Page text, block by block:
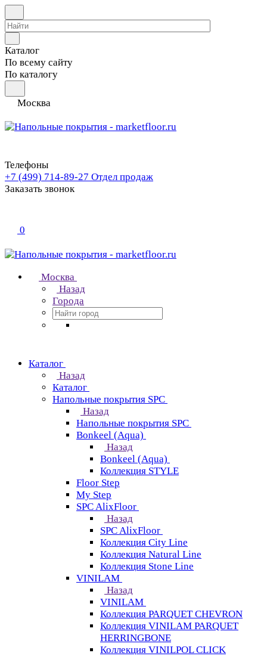
Каталог
По всему сайту
По каталогу
Москва
Телефоны
+7 (499) 714-89-27 Отдел продаж
Заказать звонок
0
Москва
Назад
Города
Каталог
Назад
Каталог
Напольные покрытия SPC
Назад
Напольные покрытия SPC
Bonkeel (Aqua)
Назад
Bonkeel (Aqua)
Коллекция STYLE
Floor Step
My Step
SPC AlixFloor
Назад
SPC AlixFloor
Коллекция City Line
Коллекция Natural Line
Коллекция Stone Line
VINILAM
Назад
VINILAM
Коллекция PARQUET CHEVRON
Коллекция VINILAM PARQUET
HERRINGBONE
Коллекция VINILPOL CLICK